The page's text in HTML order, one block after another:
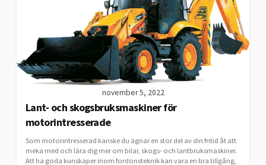
november 5, 2022
Lant- och skogsbruksmaskiner för
motorintresserade
Som motorintresserad kanske du ägnar en stor del av din fritid åt att
meka med och lära dig mer om bilar, skogs- och lantbruksmaskiner.
Att ha goda kunskaper inom fordonsteknik kan vara en bra tillgång,